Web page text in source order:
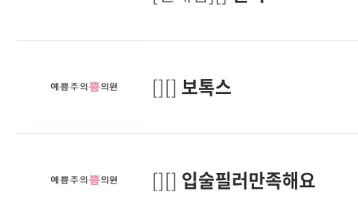
[][] 보톡스
[][] 입술필러만족해요